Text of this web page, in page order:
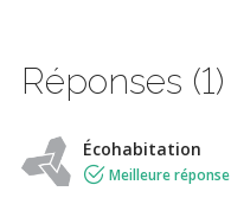
Réponses (1)
Écohabitation
Meilleure réponse